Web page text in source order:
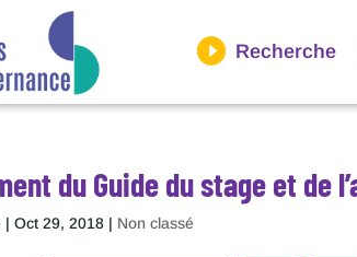
Recherche
du Guide du stage et de
|Oct 29, 2018 | Non classé